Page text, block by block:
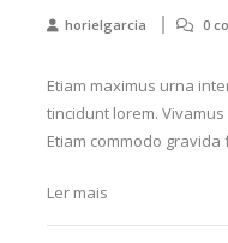
horielgarcia 0
Etiam maximus urna
tincidunt lorem.
Etiam commodo
Ler mais